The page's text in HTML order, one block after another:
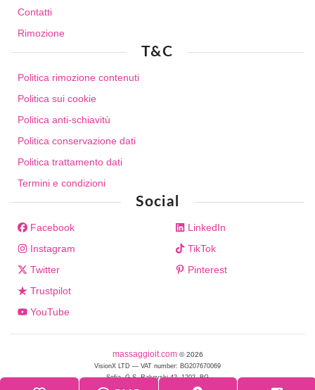
Contatti
Rimozione
T&C
Politica rimozione contenuti
Politica sui cookie
Politica anti-schiavitù
Politica conservazione dati
Politica trattamento dati
Termini e condizioni
Social
Facebook
Instagram
Twitter
Trustpilot
YouTube
LinkedIn
TikTok
Pinterest
massaggioit.com © 2026
VisionX LTD — VAT number: BG207670069
Sofia, G.S. Rakovski 42, 1202, BG